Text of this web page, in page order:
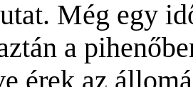
Még egy
a
érek az